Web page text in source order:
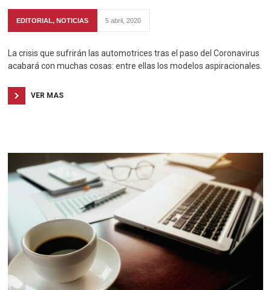
EDITORIAL,NOTICIAS 5 abril, 2020
La crisis que sufrirán las automotrices tras el paso del Coronavirus
acabará con muchas cosas: entre ellas los modelos aspiracionales.
VER MAS